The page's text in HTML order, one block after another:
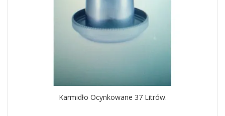
Karmidło Ocynkowane 37 Litrów.